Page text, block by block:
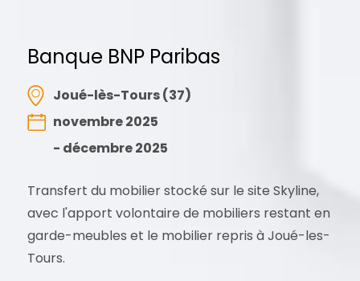
Banque BNP Paribas
Transfert du mobilier stocké sur le site Skyline,
avec l'apport volontaire de mobiliers restant en
garde-meubles et le mobilier repris à Joué-les-
Tours.
Joué-lès-Tours (37)
novembre 2025
- décembre 2025